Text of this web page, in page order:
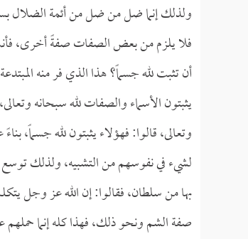
ولذلك إنما ضل من ضل من أئمة الضلال
فلا يلزم من بعض الصفات صفةً أخرى،
أن تثبت لله جسماً؟ هذا الذي فر منه
يثبتون الأسماء والصفات لله سبحانه
وتعالى، قالوا: فهؤلاء يثبتون لله جسماً،
لشيء في نفوسهم من التشبيه، ولذلك توسع
بها من سلطان، فقالوا: إن الله عز وجل
صفة الشم ونحو ذلك، فهذا كله إنما